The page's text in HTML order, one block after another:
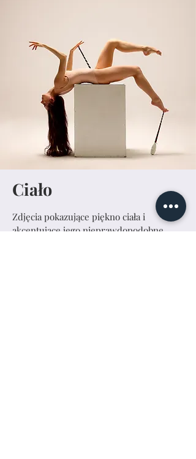
Ciało
Zdjęcia pokazujące piękno ciała i
akcentujące jego nieprawdopodobne